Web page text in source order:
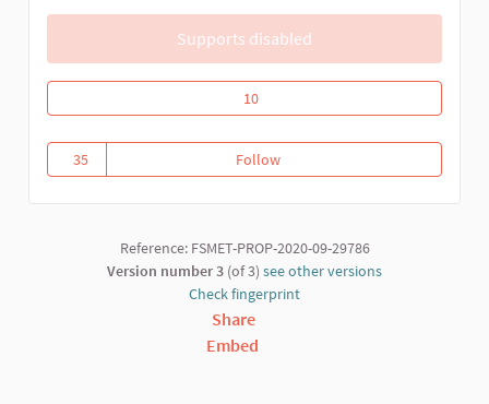
Supports disabled
Universidad del Buen Vivir
10
35
35 followers
FollowUniversidad del Buen Vivir
Reference: FSMET-PROP-2020-09-29786
Version number 3 (of 3) see other versions
Check fingerprint
Share
Embed